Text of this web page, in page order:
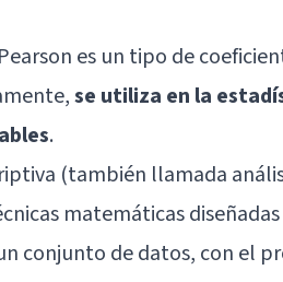
es un tipo de
se utiliza en la
.
(también llamada
matemáticas
conjunto de datos, con el